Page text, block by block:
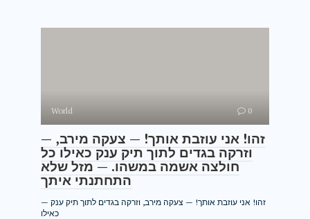
World 0
— זהו! אני עוזבת אותך! — צעקה מירב,
וזרקה בגדים לתוך תיק ענק כאילו כל
חולצה אשמה במשהו. — מזל שלא
התחתנתי איתך
— זהו! אני עוזבת אותך! — צעקה מירב, וזרקה בגדים לתוך תיק ענק
כאילו